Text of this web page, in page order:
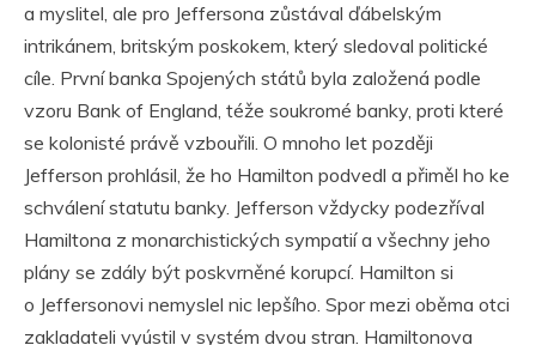
a myslitel, ale pro Jeffersona zůstával ďábelským
intrikánem, britským poskokem, který sledoval politické
cíle. První banka Spojených států byla založená podle
vzoru Bank of England, téže soukromé banky, proti které
se kolonisté právě vzbouřili. O mnoho let později
Jefferson prohlásil, že ho Hamilton podvedl a přiměl ho ke
schválení statutu banky. Jefferson vždycky podezříval
Hamiltona z monarchistických sympatií a všechny jeho
plány se zdály být poskvrněné korupcí. Hamilton si
o Jeffersonovi nemyslel nic lepšího. Spor mezi oběma otci
zakladateli vyústil v systém dvou stran. Hamiltonova